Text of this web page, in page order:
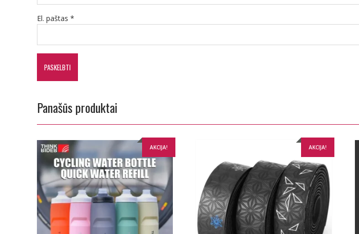
El. paštas *
Panašūs produktai
AKCIJA! AKCIJA!